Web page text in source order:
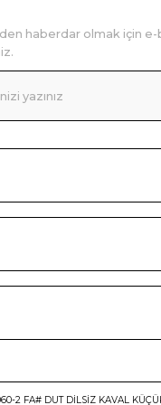
hatalar bulunuyor.
sitelerden daha pahalı.
farklı alternatifler olmalı.
Gönder
haberdar olmak için